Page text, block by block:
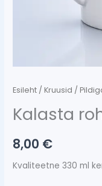
Esileht /Kruusid /
Kalasta
8,00 €
Kvaliteetne 330 ml